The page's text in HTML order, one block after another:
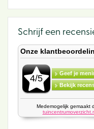
Schrijf een